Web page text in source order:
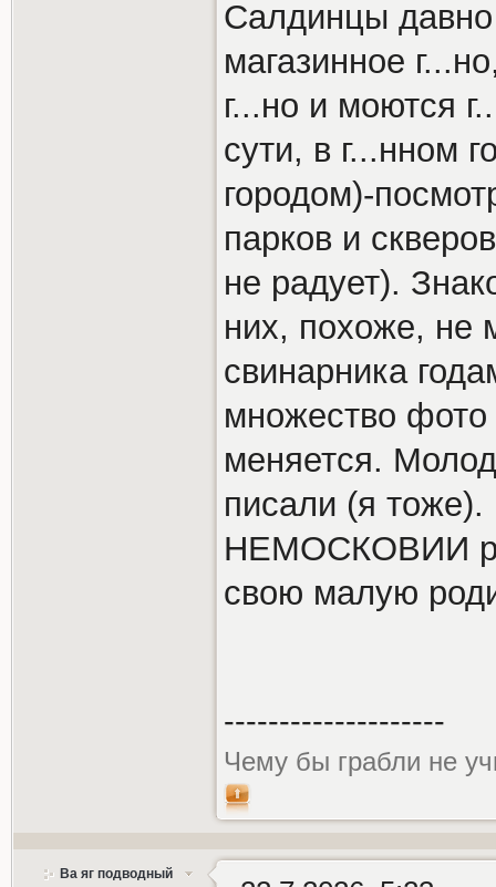
Салдинцы
магазинное
г...но и моются
сути, в г...нном
городом)-
парков и
не радует).
них, похоже, не
свинарника
множество
меняется.
писали (я
НЕМОСКОВИИ
свою малую
--------------------
Чему бы грабли не
Ва яг подводный